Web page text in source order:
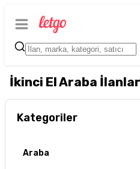
İkinci El Araba
Kategoriler
Araba